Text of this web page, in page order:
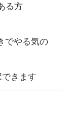
る方
でやる気の
きます